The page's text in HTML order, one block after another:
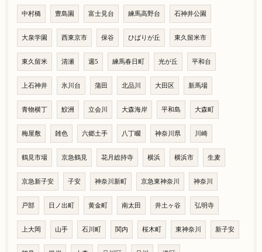
中村橋 豊島園 富士見台 練馬高野台 石神井公園
大泉学園 西東京市 保谷 ひばりが丘 東久留米市
東久留米 清瀬 週5 練馬春日町 光が丘 平和台
上石神井 氷川台 蒲田 北品川 大田区 新馬場
青物横丁 鮫洲 立会川 大森海岸 平和島 大森町
梅屋敷 雑色 六郷土手 八丁畷 神奈川県 川崎
鶴見市場 京急鶴見 花月総持寺 横浜 横浜市 生麦
京急新子安 子安 神奈川新町 京急東神奈川 神奈川
戸部 日ノ出町 黄金町 南太田 井土ヶ谷 弘明寺
上大岡 山手 石川町 関内 桜木町 東神奈川 新子安